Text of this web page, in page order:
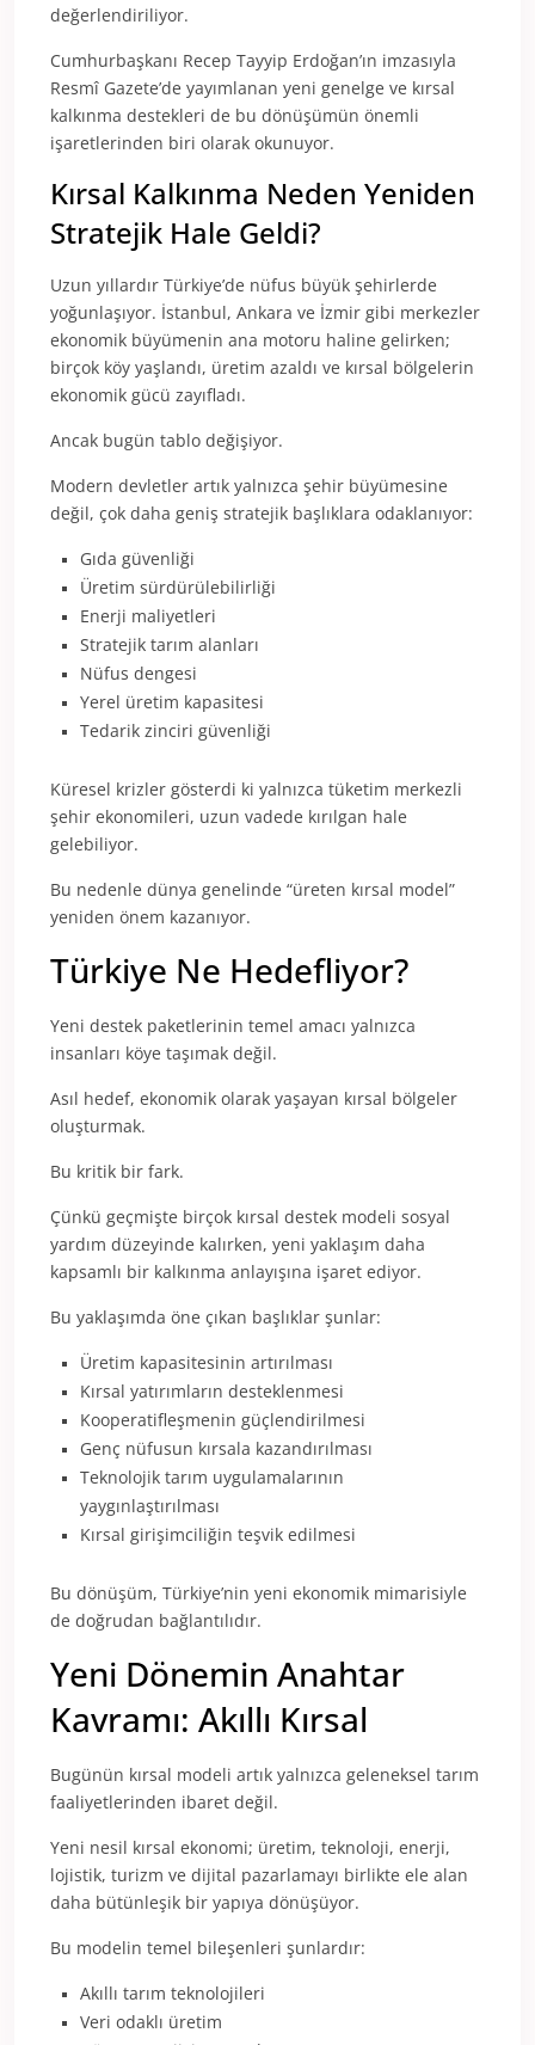
değerlendiriliyor.
Cumhurbaşkanı Recep Tayyip Erdoğan’ın imzasıyla
Resmî Gazete’de yayımlanan yeni genelge ve kırsal
kalkınma destekleri de bu dönüşümün önemli
işaretlerinden biri olarak okunuyor.
Kırsal Kalkınma Neden Yeniden
Stratejik Hale Geldi?
Uzun yıllardır Türkiye’de nüfus büyük şehirlerde
yoğunlaşıyor. İstanbul, Ankara ve İzmir gibi merkezler
ekonomik büyümenin ana motoru haline gelirken;
birçok köy yaşlandı, üretim azaldı ve kırsal bölgelerin
ekonomik gücü zayıfladı.
Ancak bugün tablo değişiyor.
Modern devletler artık yalnızca şehir büyümesine
değil, çok daha geniş stratejik başlıklara odaklanıyor:
Gıda güvenliği
Üretim sürdürülebilirliği
Enerji maliyetleri
Stratejik tarım alanları
Nüfus dengesi
Yerel üretim kapasitesi
Tedarik zinciri güvenliği
Küresel krizler gösterdi ki yalnızca tüketim merkezli
şehir ekonomileri, uzun vadede kırılgan hale
gelebiliyor.
Bu nedenle dünya genelinde “üreten kırsal model”
yeniden önem kazanıyor.
Türkiye Ne Hedefliyor?
Yeni destek paketlerinin temel amacı yalnızca
insanları köye taşımak değil.
Asıl hedef, ekonomik olarak yaşayan kırsal bölgeler
oluşturmak.
Bu kritik bir fark.
Çünkü geçmişte birçok kırsal destek modeli sosyal
yardım düzeyinde kalırken, yeni yaklaşım daha
kapsamlı bir kalkınma anlayışına işaret ediyor.
Bu yaklaşımda öne çıkan başlıklar şunlar:
Üretim kapasitesinin artırılması
Kırsal yatırımların desteklenmesi
Kooperatifleşmenin güçlendirilmesi
Genç nüfusun kırsala kazandırılması
Teknolojik tarım uygulamalarının
yaygınlaştırılması
Kırsal girişimciliğin teşvik edilmesi
Bu dönüşüm, Türkiye’nin yeni ekonomik mimarisiyle
de doğrudan bağlantılıdır.
Yeni Dönemin Anahtar
Kavramı: Akıllı Kırsal
Bugünün kırsal modeli artık yalnızca geleneksel tarım
faaliyetlerinden ibaret değil.
Yeni nesil kırsal ekonomi; üretim, teknoloji, enerji,
lojistik, turizm ve dijital pazarlamayı birlikte ele alan
daha bütünleşik bir yapıya dönüşüyor.
Bu modelin temel bileşenleri şunlardır:
Akıllı tarım teknolojileri
Veri odaklı üretim